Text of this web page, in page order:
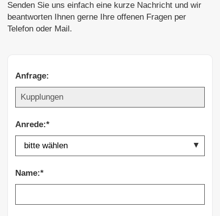
Senden Sie uns einfach eine kurze Nachricht und wir
beantworten Ihnen gerne Ihre offenen Fragen per
Telefon oder Mail.
Anfrage:
Anrede:*
Name:*